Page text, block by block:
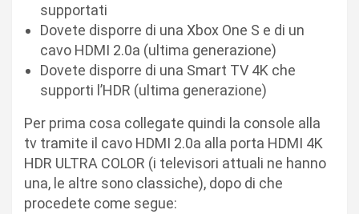
supportati
Dovete disporre di una Xbox One S e di un
cavo HDMI 2.0a (ultima generazione)
Dovete disporre di una Smart TV 4K che
supporti l’HDR (ultima generazione)
Per prima cosa collegate quindi la console alla
tv tramite il cavo HDMI 2.0a alla porta HDMI 4K
HDR ULTRA COLOR (i televisori attuali ne hanno
una, le altre sono classiche), dopo di che
procedete come segue: